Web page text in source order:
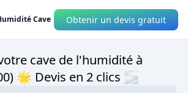
Cave Obtenir un devis gratuit
cave de l'humidité à
🌟 Devis en 2 clics 🌫